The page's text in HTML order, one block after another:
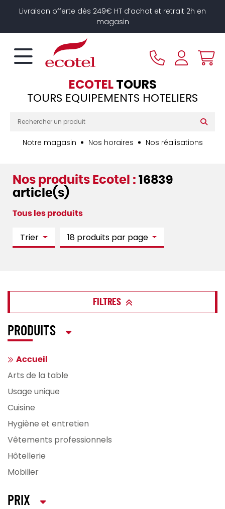
Livraison offerte dès 249€ HT d’achat et retrait 2h en
magasin
ECOTELTOURS
TOURS EQUIPEMENTS HOTELIERS
Notre magasin Nos horaires Nos réalisations
Nos produits Ecotel : 16839
article(s)
Tous les produits
Trier 18 produits par page
FILTRES
PRODUITS
Accueil
Arts de la table
Usage unique
Cuisine
Hygiène et entretien
Vêtements professionnels
Hôtellerie
Mobilier
PRIX
Panneau de gestion des cookies